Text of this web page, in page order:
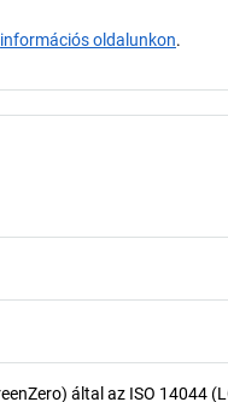
információs oldalunkon.
által az ISO 14044